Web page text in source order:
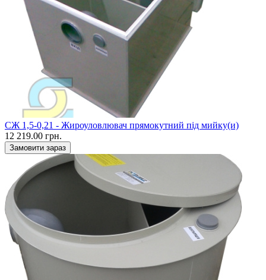
CЖ 1,5-0,21 - Жироуловлювач прямокутний під мийку(и)
12 219.00 грн.
Замовити зараз